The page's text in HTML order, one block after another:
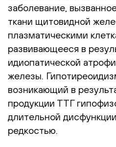
заболевание,
ткани щитовидной
плазматическими
развивающееся в
идиопатической
железы.
возникающий в
продукции ТТГ
длительной
редкостью.